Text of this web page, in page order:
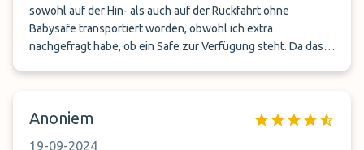
sowohl auf der Hin- als auch auf der Rückfahrt ohne
Babysafe transportiert worden, obwohl ich extra
nachgefragt habe, ob ein Safe zur Verfügung steht. Da das
Anoniem
19-09-2024